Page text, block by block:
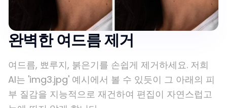
완벽한 여드름 제거
여드름, 뾰루지, 붉은기를 손쉽게 제거하세요. 저희
AI는 'img3.jpg' 예시에서 볼 수 있듯이 그 아래의 피
부 질감을 지능적으로 재건하여 편집이 자연스럽고